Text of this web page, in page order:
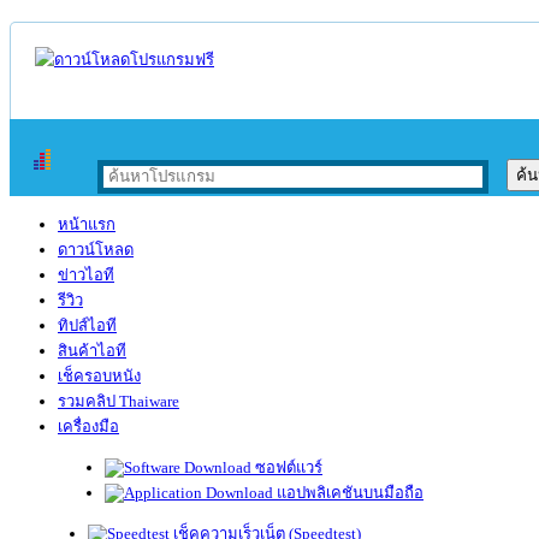
หน้าแรก
ดาวน์โหลด
ข่าวไอที
รีวิว
ทิปส์ไอที
สินค้าไอที
เช็ครอบหนัง
รวมคลิป Thaiware
เครื่องมือ
ซอฟต์แวร์
แอปพลิเคชันบนมือถือ
เช็คความเร็วเน็ต (Speedtest)